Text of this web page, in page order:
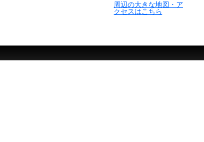
周辺の大きな地図・ア
クセスはこちら